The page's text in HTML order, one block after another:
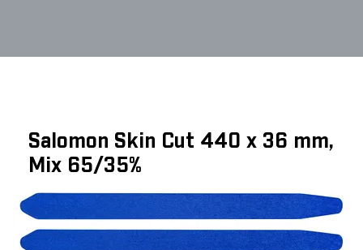
Salomon Skin Cut 440 x 36 mm,
Mix 65/35%